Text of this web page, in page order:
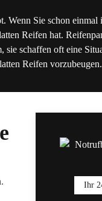
Wenn Sie schon einmal
Reifen hat.
sie schaffen oft eine
Reifen vorzubeugen.
Ihr